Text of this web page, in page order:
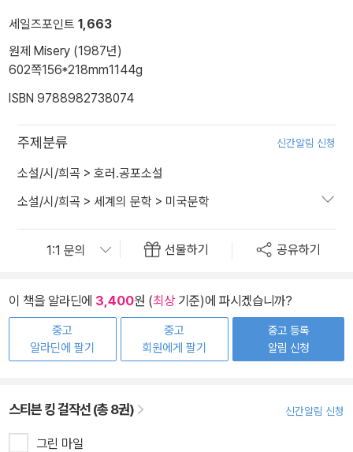
세일즈포인트 1,663
원제 Misery (1987년)
602쪽156*218mm1144g
ISBN 9788982738074
주제분류 신간알림 신청
소설/시/희곡 > 호러.공포소설
소설/시/희곡 > 세계의 문학 > 미국문학
선물하기 공유하기
이 책을 알라딘에 3,400원 (최상기준)에 파시겠습니까?
중고
알라딘에 팔기
중고
회원에게 팔기
중고 등록
알림 신청
스티븐 킹 걸작선 (총 8권) 신간알림 신청
그린 마일